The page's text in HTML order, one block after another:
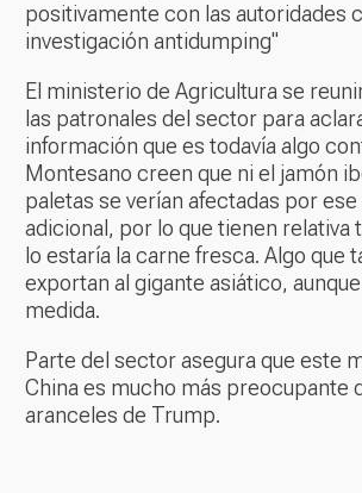
positivamente con las autoridades
investigación antidumping"
El ministerio de Agricultura se
las patronales del sector para
información que es todavía algo
Montesano creen que ni el jamón
paletas se verían afectadas por ese
adicional, por lo que tienen relativa
lo estaría la carne fresca. Algo que
exportan al gigante asiático,
medida.
Parte del sector asegura que este
China es mucho más preocupante
aranceles de Trump.